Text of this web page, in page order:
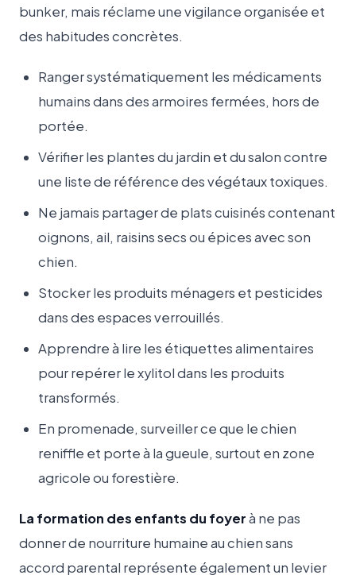
bunker, mais réclame une vigilance organisée et
des habitudes concrètes.
Ranger systématiquement les médicaments
humains dans des armoires fermées, hors de
portée.
Vérifier les plantes du jardin et du salon contre
une liste de référence des végétaux toxiques.
Ne jamais partager de plats cuisinés contenant
oignons, ail, raisins secs ou épices avec son
chien.
Stocker les produits ménagers et pesticides
dans des espaces verrouillés.
Apprendre à lire les étiquettes alimentaires
pour repérer le xylitol dans les produits
transformés.
En promenade, surveiller ce que le chien
reniffle et porte à la gueule, surtout en zone
agricole ou forestière.
La formation des enfants du foyerà ne pas
donner de nourriture humaine au chien sans
accord parental représente également un levier